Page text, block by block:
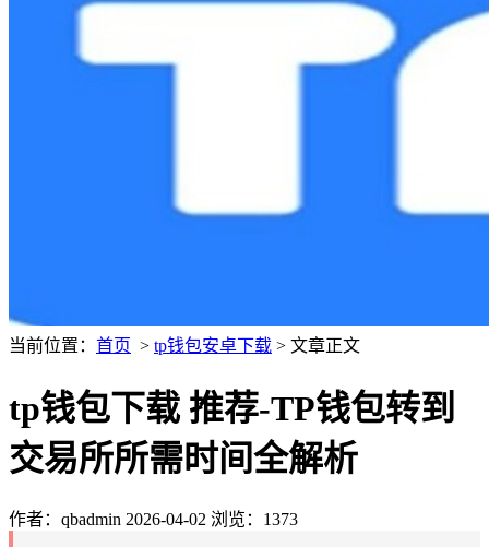
当前位置： 首页 > tp钱包安卓下载 > 文章正文
tp钱包下载 推荐-TP钱包转到
交易所所需时间全解析
作者：qbadmin 2026-04-02 浏览：1373